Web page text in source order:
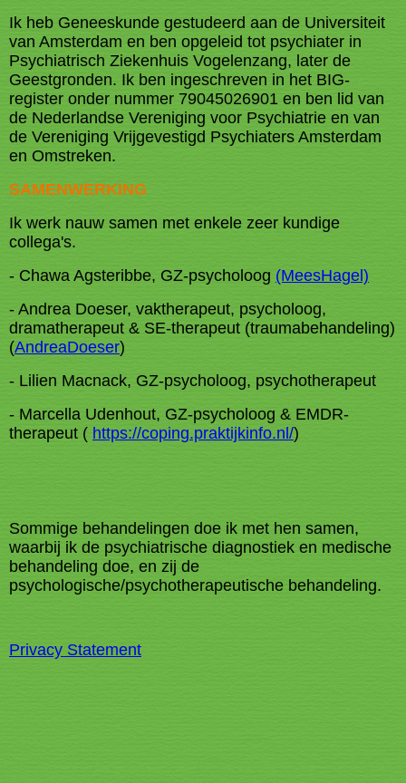
Ik heb Geneeskunde gestudeerd aan de Universiteit
van Amsterdam en ben opgeleid tot psychiater in
Psychiatrisch Ziekenhuis Vogelenzang, later de
Geestgronden. Ik ben ingeschreven in het BIG-
register onder nummer 79045026901 en ben lid van
de Nederlandse Vereniging voor Psychiatrie en van
de Vereniging Vrijgevestigd Psychiaters Amsterdam
en Omstreken.
SAMENWERKING
Ik werk nauw samen met enkele zeer kundige
collega's.
- Chawa Agsteribbe, GZ-psycholoog (MeesHagel)
- Andrea Doeser, vaktherapeut, psycholoog,
dramatherapeut & SE-therapeut (traumabehandeling)
(AndreaDoeser)
- Lilien Macnack, GZ-psycholoog, psychotherapeut
- Marcella Udenhout, GZ-psycholoog & EMDR-
therapeut ( https://coping.praktijkinfo.nl/)
Sommige behandelingen doe ik met hen samen,
waarbij ik de psychiatrische diagnostiek en medische
behandeling doe, en zij de
psychologische/psychotherapeutische behandeling.
Privacy Statement